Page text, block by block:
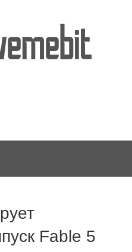
Fable 5